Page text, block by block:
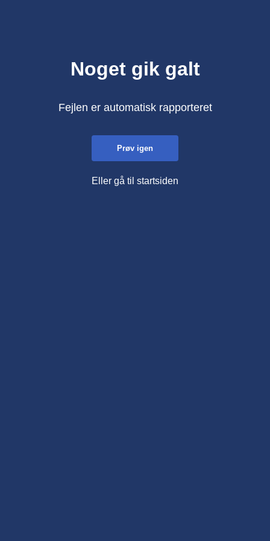
Noget gik galt
Fejlen er automatisk rapporteret
Prøv igen
Eller gå til startsiden